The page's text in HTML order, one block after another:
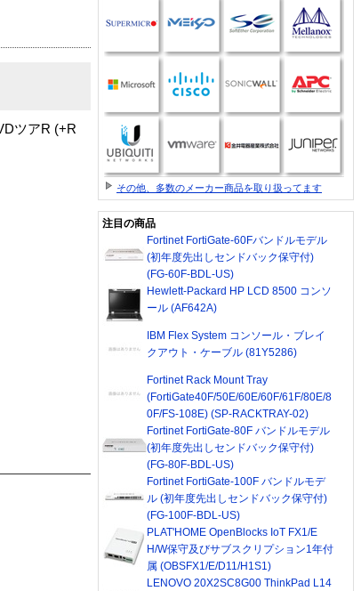
ツアR (+R
その他、多数のメーカー商品を取り扱ってます
注目の商品
Fortinet FortiGate-60Fバンドルモデル
(初年度先出しセンドバック保守付)
(FG-60F-BDL-US)
Hewlett-Packard HP LCD 8500 コンソ
ール (AF642A)
IBM Flex System コンソール・ブレイ
クアウト・ケーブル (81Y5286)
Fortinet Rack Mount Tray
(FortiGate40F/50E/60E/60F/61F/80E/8
0F/FS-108E) (SP-RACKTRAY-02)
Fortinet FortiGate-80F バンドルモデル
(初年度先出しセンドバック保守付)
(FG-80F-BDL-US)
Fortinet FortiGate-100F バンドルモデ
ル (初年度先出しセンドバック保守付)
(FG-100F-BDL-US)
PLAT'HOME OpenBlocks IoT FX1/E
H/W保守及びサブスクリプション1年付
属 (OBSFX1/E/D11/H1S1)
LENOVO 20X2SC8G00 ThinkPad L14